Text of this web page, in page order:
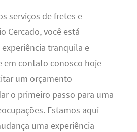
serviços de fretes e
Cercado, você está
tranquila e
em contato conosco hoje
um orçamento
o primeiro passo para uma
Estamos aqui
uma experiência